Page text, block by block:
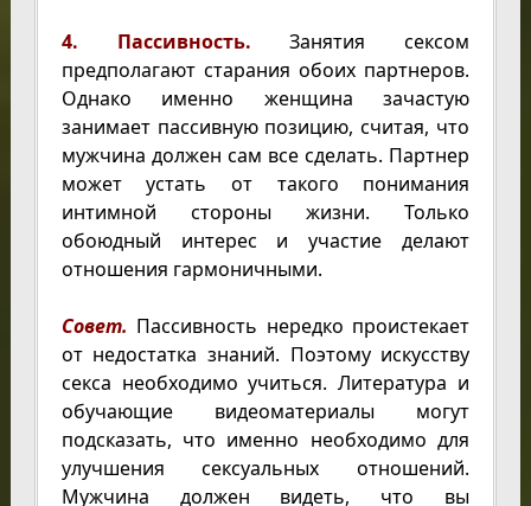
4. Пассивность.
Занятия сексом
предполагают старания обоих партнеров.
Однако именно женщина зачастую
занимает пассивную позицию, считая, что
мужчина должен сам все сделать. Партнер
может устать от такого понимания
интимной стороны жизни. Только
обоюдный интерес и участие делают
отношения гармоничными.
Совет. Пассивность нередко проистекает
от недостатка знаний. Поэтому искусству
секса необходимо учиться. Литература и
обучающие видеоматериалы могут
подсказать, что именно необходимо для
улучшения сексуальных отношений.
Мужчина должен видеть, что вы